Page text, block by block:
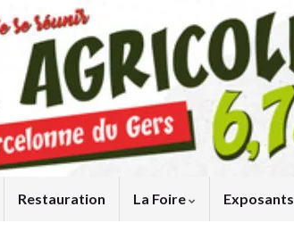
Restauration La Foire Exposants